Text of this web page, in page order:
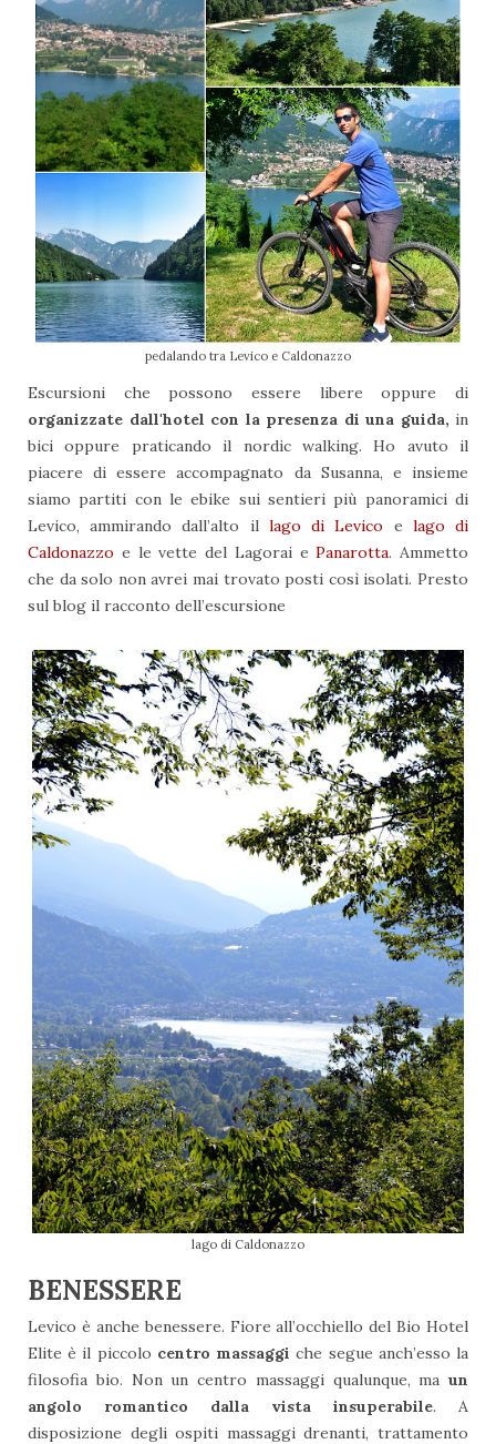
pedalando tra Levico e Caldonazzo
Escursioni che possono essere libere oppure di
organizzate dall'hotel con la presenza di una guida, in
bici oppure praticando il nordic walking. Ho avuto il
piacere di essere accompagnato da Susanna, e insieme
siamo partiti con le ebike sui sentieri più panoramici di
Levico, ammirando dall’alto il lago di Levico e lago di
Caldonazzo e le vette del Lagorai ePanarotta. Ammetto
che da solo non avrei mai trovato posti così isolati. Presto
sul blog il racconto dell’escursione
lago di Caldonazzo
BENESSERE
Levico è anche benessere. Fiore all’occhiello del Bio Hotel
Elite è il piccolo centro massaggi che segue anch’esso la
filosofia bio. Non un centro massaggi qualunque, ma un
angolo romantico dalla vista insuperabile. A
disposizione degli ospiti massaggi drenanti, trattamento